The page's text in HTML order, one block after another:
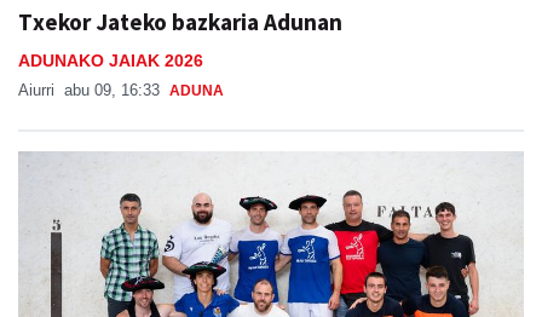
Txekor Jateko bazkaria Adunan
ADUNAKO JAIAK 2026
Aiurri abu 09, 16:33 ADUNA